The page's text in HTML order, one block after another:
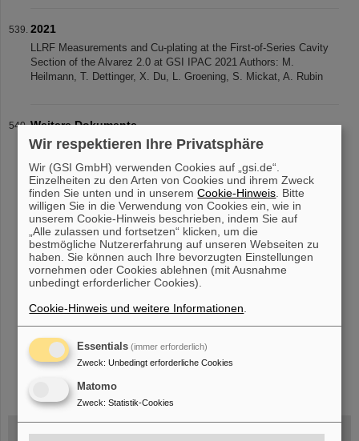
2021
LLRF Measurements and Cu-plating at the First-of-Series Cavity
Section of the Alvarez 2.0 at GSI IPAC 2021 Authors: M.
Heilmann, T. Dettinger, X. Du, L. Groening, S. Mickat, A. Rubin
Weitere Dokumente
Weitere Dokumente zur Vorlesung Skript zum Kurs an
Diagnostics, JUAS 2021 [pdf] Broschüre zu Beschleunigern:
Beschleuniger für Teilchen, Wissen und G
« .... 49 50 51 52 53 54 55 56 57
58
....
»
Wir respektieren Ihre Privatsphäre
Wir (GSI GmbH) verwenden Cookies auf „gsi.de“.
Einzelheiten zu den Arten von Cookies und ihrem Zweck
finden Sie unten und in unseremCookie-Hinweis . Bitte
willigen Sie in die Verwendung von Cookies ein, wie in
unserem Cookie-Hinweis beschrieben, indem Sie auf
„Alle zulassen und fortsetzen“ klicken, um die
bestmögliche Nutzererfahrung auf unseren Webseiten zu
haben. Sie können auch Ihre bevorzugten Einstellungen
vornehmen oder Cookies ablehnen (mit Ausnahme
unbedingt erforderlicher Cookies).
Cookie-Hinweis und weitere Informationen
Essentials (immer erforderlich)
Zweck: Unbedingt erforderliche Cookies
Matomo
Zweck: Statistik-Cookies